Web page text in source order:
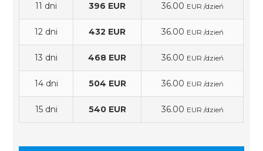
11 dni 396 EUR 36.00 EUR /dzień
12 dni 432 EUR 36.00 EUR /dzień
13 dni 468 EUR 36.00 EUR /dzień
14 dni 504 EUR 36.00 EUR /dzień
15 dni 540 EUR 36.00 EUR /dzień